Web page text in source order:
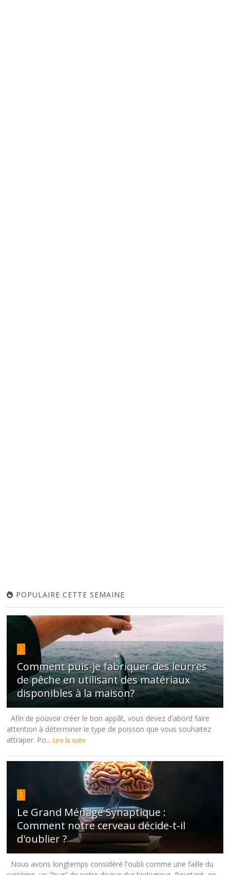
POPULAIRE CETTE SEMAINE
1
Comment puis-je fabriquer des leurres
de pêche en utilisant des matériaux
disponibles à la maison?
Afin de pouvoir créer le bon appât, vous devez d'abord faire
attention à déterminer le type de poisson que vous souhaitez
attraper. Po... Lire la suite
2
Le Grand Ménage Synaptique :
Comment notre cerveau décide-t-il
d'oublier ?
Nous avons longtemps considéré l'oubli comme une faille du